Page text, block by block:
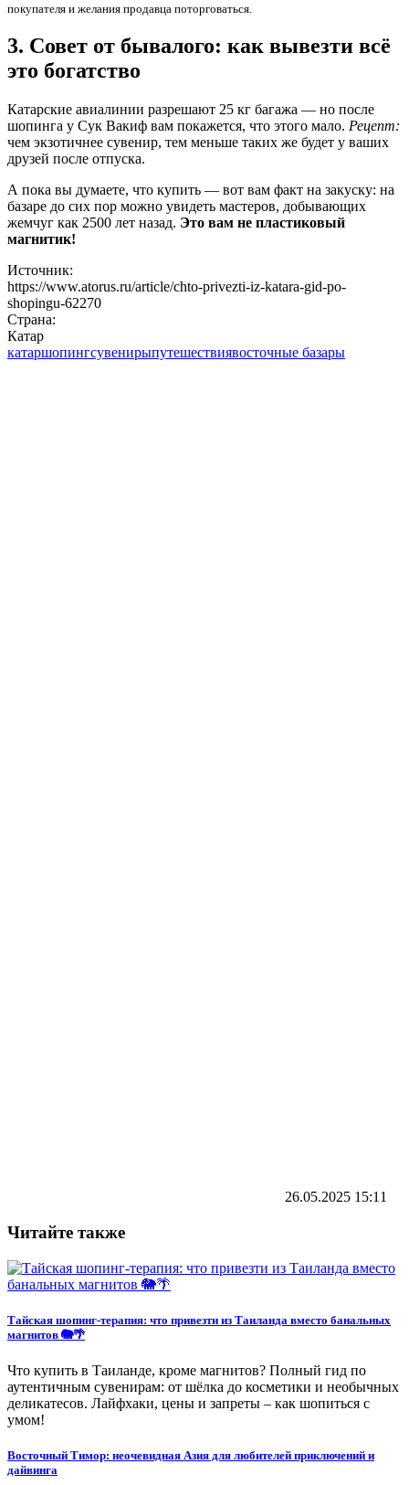
покупателя и желания продавца поторговаться.
3. Совет от бывалого: как вывезти всё
это богатство
Катарские авиалинии разрешают 25 кг багажа — но после
шопинга у Сук Вакиф вам покажется, что этого мало. Рецепт:
чем экзотичнее сувенир, тем меньше таких же будет у ваших
друзей после отпуска.
А пока вы думаете, что купить — вот вам факт на закуску: на
базаре до сих пор можно увидеть мастеров, добывающих
жемчуг как 2500 лет назад. Это вам не пластиковый
магнитик!
Источник:
https://www.atorus.ru/article/chto-privezti-iz-katara-gid-po-
shopingu-62270
Страна:
Катар
катаршопингсувенирыпутешествиявосточные базары
26.05.2025 15:11
Читайте также
Тайская шопинг-терапия: что привезти из Таиланда вместо банальных
магнитов 🐘🌴
Что купить в Таиланде, кроме магнитов? Полный гид по
аутентичным сувенирам: от шёлка до косметики и необычных
деликатесов. Лайфхаки, цены и запреты – как шопиться с
умом!
Восточный Тимор: неочевидная Азия для любителей приключений и
дайвинга